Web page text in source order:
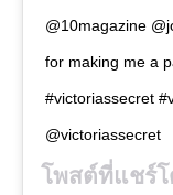
@10magazine
for making me a
#victoriassecret
@victoriassecret
โพสต์ที่แชร์โ